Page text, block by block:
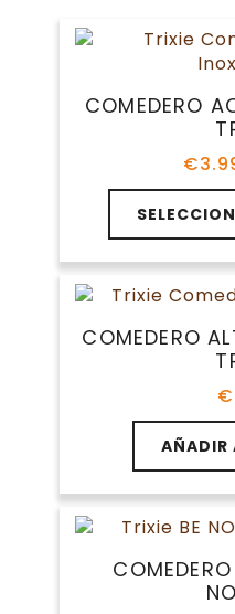
COMEDERO
€
Este
producto
tiene
múltiples
variantes.
opciones
elegir
página
de
producto
COMEDERO
€
AÑADIR